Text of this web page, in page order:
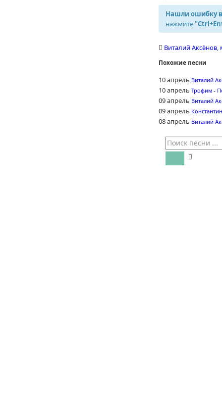
Нашли ошибку в
нажмите
Виталий Аксёнов
Похожие песни
10 апрель Виталий
10 апрель Трофим -
09 апрель Виталий
09 апрель
08 апрель Виталий